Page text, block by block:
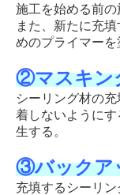
施工を始める前の
また、新たに充
めのプライマーを
②マスキン
シーリング材の
着しないように
生する。
③バックア
充填するシーリ